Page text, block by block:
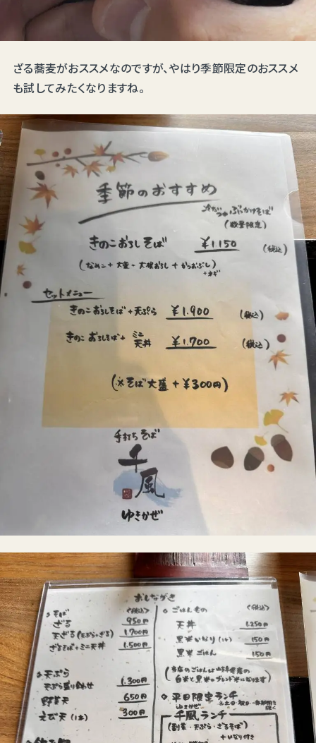
ざる蕎麦がおススメなのですが、やはり季節限定のおススメ
も試してみたくなりますね。